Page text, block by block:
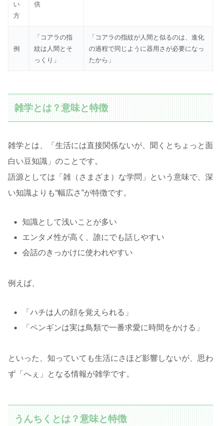
い
方
供
例
「コアラの指
紋は人間とそ
っくり」
「コアラの指紋が人間と似るのは、進化
の過程で同じように器用さが必要になっ
たから」
雑学とは？意味と特徴
雑学とは、「生活には直接関係ないが、聞くとちょっと面
白い豆知識」のことです。
語源としては「雑（さまざま）な学問」という意味で、深
い知識よりも“幅広さ”が特徴です。
知識として浅いことが多い
エンタメ性が高く、誰にでも話しやすい
会話のきっかけに使われやすい
例えば、
「ハチは人の顔を覚えられる」
「ペンギンは実は鳥類で一番求愛に時間をかける」
といった、知っていても生活にさほど影響しないが、思わ
ず「へぇ」となる情報が雑学です。
うんちくとは？意味と特徴